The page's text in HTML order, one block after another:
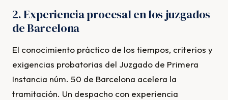
2. Experiencia procesal en los juzgados
de Barcelona
El conocimiento práctico de los tiempos, criterios y
exigencias probatorias del Juzgado de Primera
Instancia núm. 50 de Barcelona acelera la
tramitación. Un despacho con experiencia